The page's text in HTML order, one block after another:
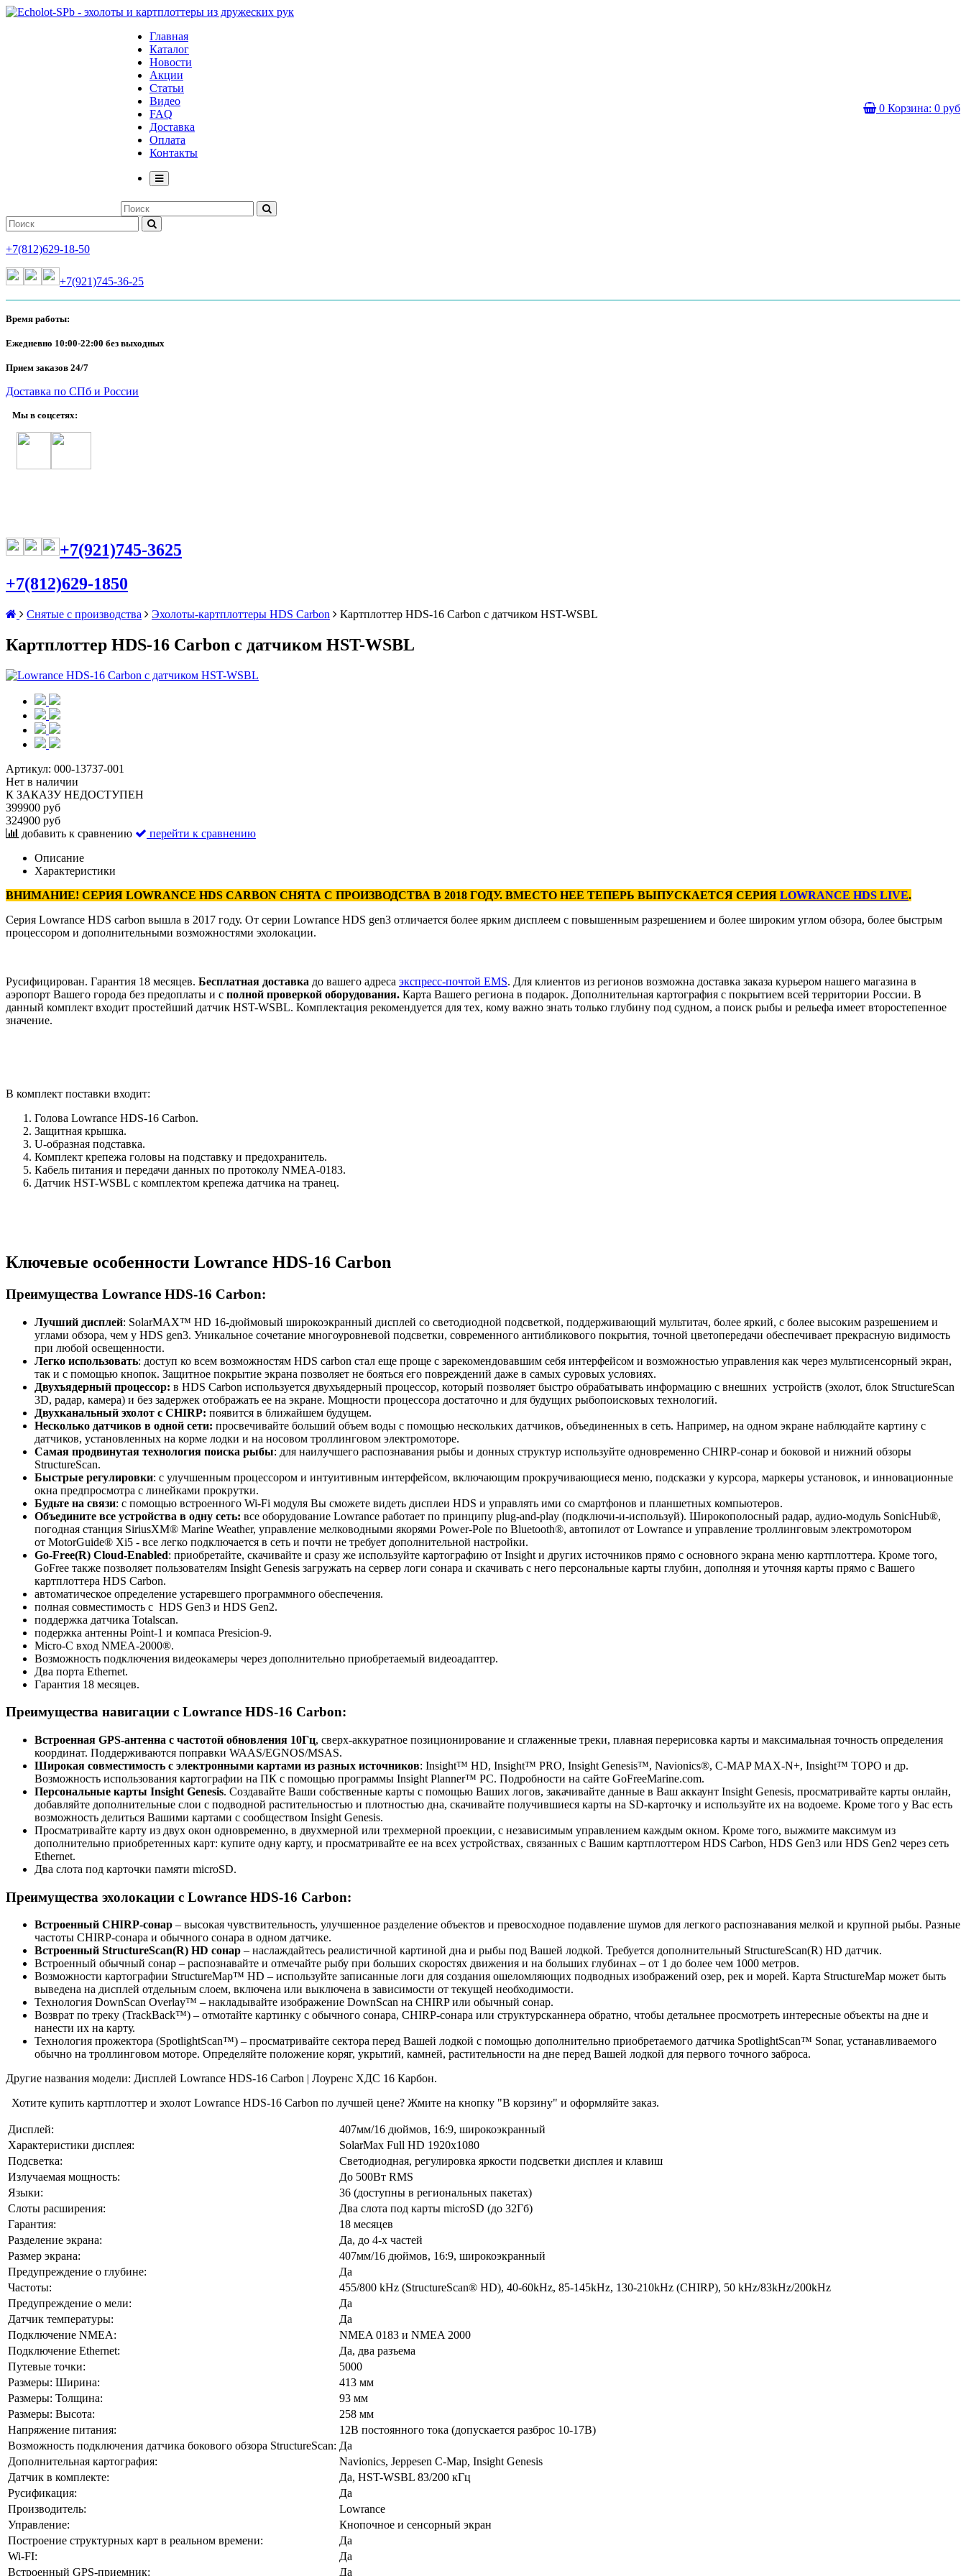
Главная
Каталог
Новости
Акции
Статьи
Видео
FAQ
Доставка
Оплата
Контакты
0 Корзина: 0 руб
+7(812)629-18-50
+7(921)745-36-25
Время работы:
Ежедневно 10:00-22:00 без выходных
Прием заказов 24/7
Доставка по СПб и России
Мы в соцсетях:
+7(921)745-3625
+7(812)629-1850
Снятые с производства Эхолоты-картплоттеры HDS Carbon Картплоттер HDS-16 Carbon с датчиком HST-WSBL
Картплоттер HDS-16 Carbon с датчиком HST-WSBL
Артикул: 000-13737-001
Нет в наличии
К ЗАКАЗУ НЕДОСТУПЕН
399900 руб
324900 руб
добавить к сравнению
перейти к сравнению
Описание
Характеристики
ВНИМАНИЕ! СЕРИЯ LOWRANCE HDS CARBON СНЯТА С ПРОИЗВОДСТВА В 2018 ГОДУ. ВМЕСТО НЕЕ ТЕПЕРЬ ВЫПУСКАЕТСЯ СЕРИЯ LOWRANCE HDS LIVE.
Серия Lowrance HDS carbon вышла в 2017 году. От серии Lowrance HDS gen3 отличается более ярким дисплеем с повышенным разрешением и более широким углом обзора, более быстрым
процессором и дополнительными возможностями эхолокации.
Русифицирован. Гарантия 18 месяцев. Бесплатная доставка до вашего адреса экспресс-почтой EMS. Для клиентов из регионов возможна доставка заказа курьером нашего магазина в
аэропорт Вашего города без предоплаты и с полной проверкой оборудования. Карта Вашего региона в подарок. Дополнительная картография с покрытием всей территории России. В
данный комплект входит простейший датчик HST-WSBL. Комплектация рекомендуется для тех, кому важно знать только глубину под судном, а поиск рыбы и рельефа имеет второстепенное
значение.
В комплект поставки входит:
Голова Lowrance HDS-16 Carbon.
Защитная крышка.
U-образная подставка.
Комплект крепежа головы на подставку и предохранитель.
Кабель питания и передачи данных по протоколу NMEA-0183.
Датчик HST-WSBL с комплектом крепежа датчика на транец.
Ключевые особенности Lowrance HDS-16 Carbon
Преимущества Lowrance HDS-16 Carbon:
Лучший дисплей: SolarMAX™ HD 16-дюймовый широкоэкранный дисплей со светодиодной подсветкой, поддерживающий мультитач, более яркий, с более высоким разрешением и
углами обзора, чем у HDS gen3. Уникальное сочетание многоуровневой подсветки, современного антибликового покрытия, точной цветопередачи обеспечивает прекрасную видимость
при любой освещенности.
Легко использовать: доступ ко всем возможностям HDS carbon стал еще проще с зарекомендовавшим себя интерфейсом и возможностью управления как через мультисенсорный экран,
так и с помощью кнопок. Защитное покрытие экрана позволяет не бояться его повреждений даже в самых суровых условиях.
Двухъядерный процессор: в HDS Carbon используется двухъядерный процессор, который позволяет быстро обрабатывать информацию с внешних устройств (эхолот, блок StructureScan
3D, радар, камера) и без задержек отображать ее на экране. Мощности процессора достаточно и для будущих рыбопоисковых технологий.
Двухканальный эхолот с CHIRP: появится в ближайшем будущем.
Несколько датчиков в одной сети: просвечивайте больший объем воды с помощью нескольких датчиков, объединенных в сеть. Например, на одном экране наблюдайте картину с
датчиков, установленных на корме лодки и на носовом троллинговом электромоторе.
Самая продвинутая технология поиска рыбы: для наилучшего распознавания рыбы и донных структур используйте одновременно CHIRP-сонар и боковой и нижний обзоры
StructureScan.
Быстрые регулировки: с улучшенным процессором и интуитивным интерфейсом, включающим прокручивающиеся меню, подсказки у курсора, маркеры установок, и инновационные
окна предпросмотра с линейками прокрутки.
Будьте на связи: с помощью встроенного Wi-Fi модуля Вы сможете видеть дисплеи HDS и управлять ими со смартфонов и планшетных компьютеров.
Объедините все устройства в одну сеть: все оборудование Lowrance работает по принципу plug-and-play (подключи-и-используй). Широкополосный радар, аудио-модуль SonicHub®,
погодная станция SiriusXM® Marine Weather, управление мелководными якорями Power-Pole по Bluetooth®, автопилот от Lowrance и управление троллинговым электромотором
от MotorGuide® Xi5 - все легко подключается в сеть и почти не требует дополнительной настройки.
Go-Free(R) Cloud-Enabled: приобретайте, скачивайте и сразу же используйте картографию от Insight и других источников прямо с основного экрана меню картплоттера. Кроме того,
GoFree также позволяет пользователям Insight Genesis загружать на сервер логи сонара и скачивать с него персональные карты глубин, дополняя и уточняя карты прямо с Вашего
картплоттера HDS Carbon.
автоматическое определение устаревшего программного обеспечения.
полная совместимость с HDS Gen3 и HDS Gen2.
поддержка датчика Totalscan.
подержка антенны Point-1 и компаса Presicion-9.
Micro-C вход NMEA-2000®.
Возможность подключения видеокамеры через дополнительно приобретаемый видеоадаптер.
Два порта Ethernet.
Гарантия 18 месяцев.
Преимущества навигации с Lowrance HDS-16 Carbon:
Встроенная GPS-антенна с частотой обновления 10Гц, сверх-аккуратное позиционирование и сглаженные треки, плавная перерисовка карты и максимальная точность определения
координат. Поддерживаются поправки WAAS/EGNOS/MSAS.
Широкая совместимость с электронными картами из разных источников: Insight™ HD, Insight™ PRO, Insight Genesis™, Navionics®, C-MAP MAX-N+, Insight™ TOPO и др.
Возможность использования картографии на ПК с помощью программы Insight Planner™ PC. Подробности на сайте GoFreeMarine.com.
Персональные карты Insight Genesis. Создавайте Ваши собственные карты с помощью Ваших логов, закачивайте данные в Ваш аккаунт Insight Genesis, просматривайте карты онлайн,
добавляйте дополнительные слои с подводной растительностью и плотностью дна, скачивайте получившиеся карты на SD-карточку и используйте их на водоеме. Кроме того у Вас есть
возможность делиться Вашими картами с сообществом Insight Genesis.
Просматривайте карту из двух окон одновременно, в двухмерной или трехмерной проекции, с независимым управлением каждым окном. Кроме того, выжмите максимум из
дополнительно приобретенных карт: купите одну карту, и просматривайте ее на всех устройствах, связанных с Вашим картплоттером HDS Carbon, HDS Gen3 или HDS Gen2 через сеть
Ethernet.
Два слота под карточки памяти microSD.
Преимущества эхолокации с Lowrance HDS-16 Carbon:
Встроенный CHIRP-сонар – высокая чувствительность, улучшенное разделение объектов и превосходное подавление шумов для легкого распознавания мелкой и крупной рыбы. Разные
частоты CHIRP-сонара и обычного сонара в одном датчике.
Встроенный StructureScan(R) HD сонар – наслаждайтесь реалистичной картиной дна и рыбы под Вашей лодкой. Требуется дополнительный StructureScan(R) HD датчик.
Встроенный обычный сонар – распознавайте и отмечайте рыбу при больших скоростях движения и на больших глубинах – от 1 до более чем 1000 метров.
Возможности картографии StructureMap™ HD – используйте записанные логи для создания ошеломляющих подводных изображений озер, рек и морей. Карта StructureMap может быть
выведена на дисплей отдельным слоем, включена или выключена в зависимости от текущей необходимости.
Технология DownScan Overlay™ – накладывайте изображение DownScan на CHIRP или обычный сонар.
Возврат по треку (TrackBack™) – отмотайте картинку c обычного сонара, CHIRP-сонара или структурсканнера обратно, чтобы детальнее просмотреть интересные объекты на дне и
нанести их на карту.
Технология прожектора (SpotlightScan™) – просматривайте сектора перед Вашей лодкой с помощью дополнительно приобретаемого датчика SpotlightScan™ Sonar, устанавливаемого
обычно на троллинговом моторе. Определяйте положение коряг, укрытий, камней, растительности на дне перед Вашей лодкой для первого точного заброса.
Другие названия модели: Дисплей Lowrance HDS-16 Carbon | Лоуренс ХДС 16 Карбон.
Хотите купить картплоттер и эхолот Lowrance HDS-16 Carbon по лучшей цене? Жмите на кнопку "В корзину" и оформляйте заказ.
Дисплей:
407мм/16 дюймов, 16:9, широкоэкранный
Характеристики дисплея:
SolarMax Full HD 1920х1080
Подсветка:
Светодиодная, регулировка яркости подсветки дисплея и клавиш
Излучаемая мощность:
До 500Вт RMS
Языки:
36 (доступны в региональных пакетах)
Слоты расширения:
Два слота под карты microSD (до 32Гб)
Гарантия:
18 месяцев
Разделение экрана:
Да, до 4-х частей
Размер экрана:
407мм/16 дюймов, 16:9, широкоэкранный
Предупреждение о глубине:
Да
Частоты:
455/800 kHz (StructureScan® HD), 40-60kHz, 85-145kHz, 130-210kHz (CHIRP), 50 kHz/83kHz/200kHz
Предупреждение о мели:
Да
Датчик температуры:
Да
Подключение NMEA:
NMEA 0183 и NMEA 2000
Подключение Ethernet:
Да, два разъема
Путевые точки:
5000
Размеры: Ширина:
413 мм
Размеры: Толщина:
93 мм
Размеры: Высота:
258 мм
Напряжение питания:
12В постоянного тока (допускается разброс 10-17В)
Возможность подключения датчика бокового обзора StructureScan: Да
Дополнительная картография:
Navionics, Jeppesen C-Map, Insight Genesis
Датчик в комплекте:
Да, HST-WSBL 83/200 кГц
Русификация:
Да
Производитель:
Lowrance
Управление:
Кнопочное и сенсорный экран
Построение структурных карт в реальном времени:
Да
Wi-FI:
Да
Встроенный GPS-приемник:
Да